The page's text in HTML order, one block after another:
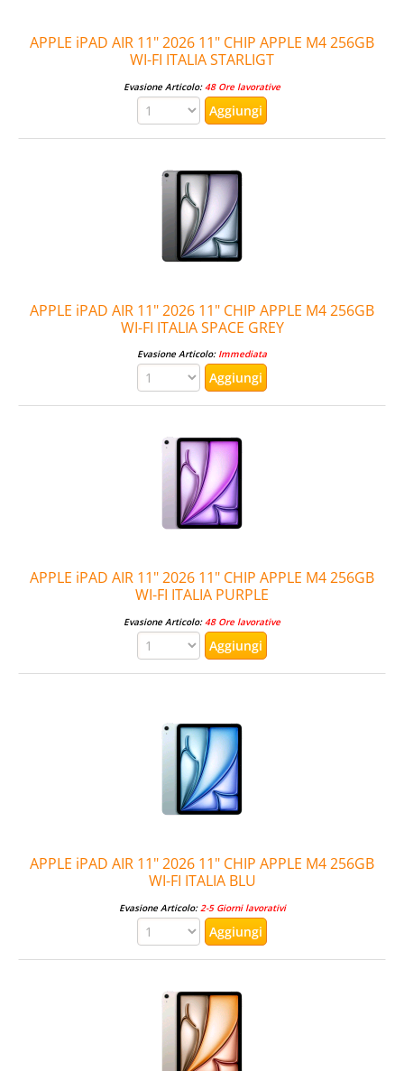
APPLE iPAD AIR 11" 2026 11" CHIP APPLE M4 256GB
WI-FI ITALIA STARLIGT
Evasione Articolo:48 Ore lavorative
APPLE iPAD AIR 11" 2026 11" CHIP APPLE M4 256GB
WI-FI ITALIA SPACE GREY
Evasione Articolo:Immediata
APPLE iPAD AIR 11" 2026 11" CHIP APPLE M4 256GB
WI-FI ITALIA PURPLE
Evasione Articolo:48 Ore lavorative
APPLE iPAD AIR 11" 2026 11" CHIP APPLE M4 256GB
WI-FI ITALIA BLU
Evasione Articolo:2-5 Giorni lavorativi